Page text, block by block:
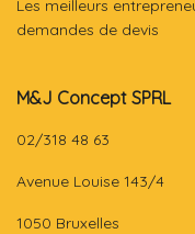
Les meilleurs
demandes de devis
M&J Concept SPRL
02/318 48 63
Avenue Louise 143/4
1050 Bruxelles